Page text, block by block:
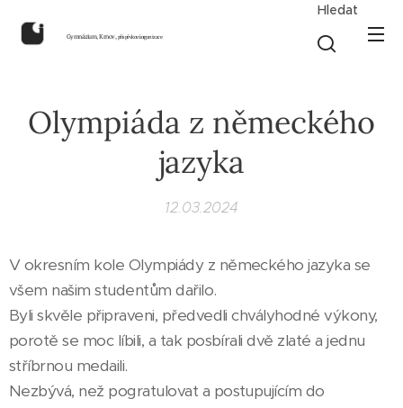
Gymnázium, Krnov,příspěvková organizace
Hledat
Olympiáda z německého
jazyka
12.03.2024
V okresním kole Olympiády z německého jazyka se
všem našim studentům dařilo.
Byli skvěle připraveni, předvedli chvályhodné výkony,
porotě se moc líbili, a tak posbírali dvě zlaté a jednu
stříbrnou medaili.
Nezbývá, než pogratulovat a postupujícím do